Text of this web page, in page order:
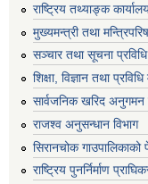
राष्ट्रिय तथ्याङ्क
मुख्यमन्त्री तथा
सञ्‍चार तथा सूचना
शिक्षा, विज्ञान तथा
सार्वजनिक खरिद अनुगमन
राजश्व अनुसन्धान विभाग
सिरानचोक
राष्ट्रिय पुनर्निर्माण